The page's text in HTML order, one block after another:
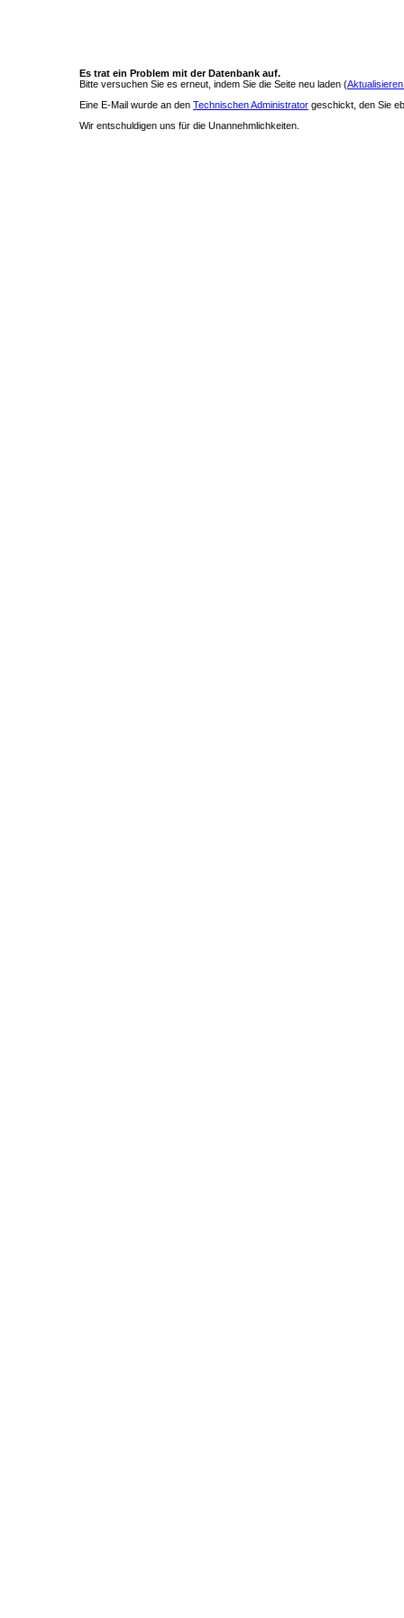
Es trat ein Problem mit der Datenbank auf.
Bitte versuchen Sie es erneut, indem Sie die Seite neu laden (
Eine E-Mail wurde an den Technischen Administrator geschickt, den Sie
Wir entschuldigen uns für die Unannehmlichkeiten.